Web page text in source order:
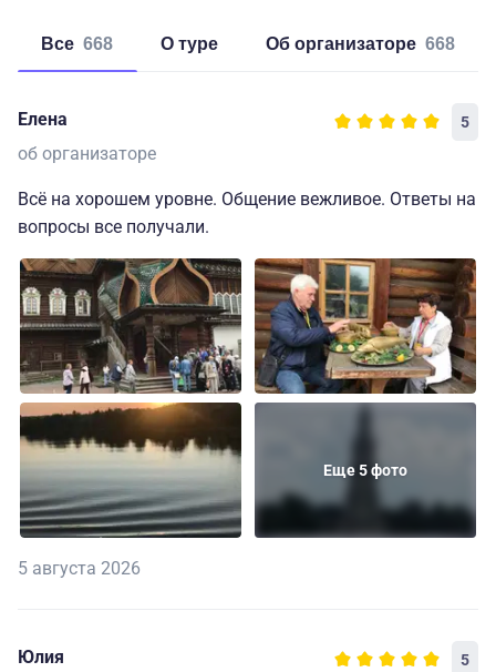
Все 668 о туре об организаторе 668
Елена 5
об организаторе
Всё на хорошем уровне. Общение вежливое. Ответы на
вопросы все получали.
Еще 5 фото
5 августа 2026
Юлия 5